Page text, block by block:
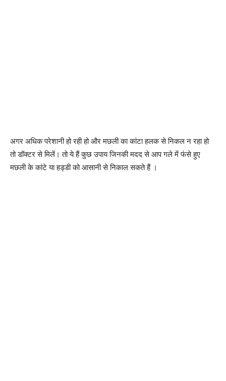
अगर अधिक परेशानी हो रही हो और मछली का कांटा हलक से निकल न रहा हो
तो डॉक्टर से मिलें। तो ये हैं कुछ उपाय जिनकी मदद से आप गले में फंसे हुए
मछली के कांटे या हड्डी को आसानी से निकाल सकते हैं ।